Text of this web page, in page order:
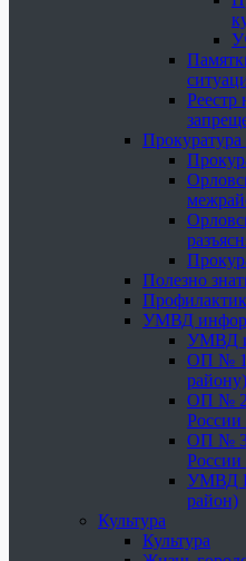
Реестр
Прокуратура
Полезно
УМВД
УМВД
ОП № 1
ОП № 2
России
ОП № 3
России
УМВД
район)
Культура
Культура